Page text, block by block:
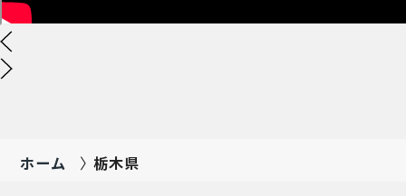
ホーム 栃木県